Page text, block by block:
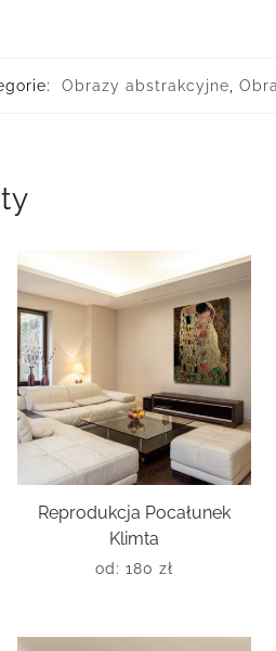
Obrazy abstrakcyjne,
Reprodukcja Pocałunek
Klimta
od: 180 zł